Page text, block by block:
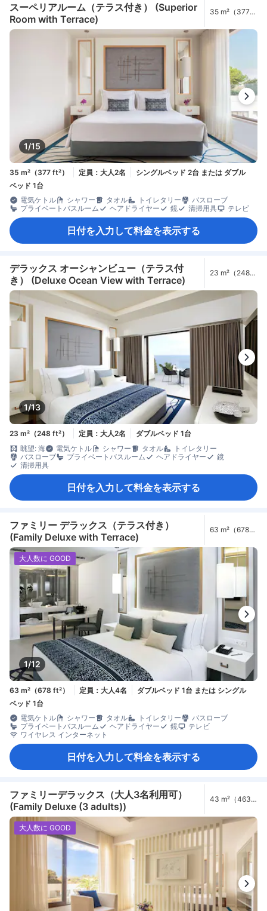
スーペリアルーム（テラス付き） (Superior
Room with Terrace)
35 m²（377
1/15
35 m²（377 ft²） 定員：大人2名
シングルベッド 2台 または ダブル
ベッド 1台
電気ケトル
シャワー タオル トイレタリー
バスローブ
プライベートバスルーム
ヘアドライヤー 鏡 清掃用具 テレビ
日付を入力して料金を表示する
デラックス オーシャンビュー（テラス付
き） (Deluxe Ocean View with Terrace)
23 m²（248
1/13
23 m²（248 ft²） 定員：大人2名
ダブルベッド 1台
眺望: 海
電気ケトル シャワー タオル
トイレタリー
バスローブ
プライベートバスルーム ヘアドライヤー
鏡
清掃用具
日付を入力して料金を表示する
ファミリー デラックス（テラス付き）
(Family Deluxe with Terrace)
63 m²（678
1/12
大人数に GOOD
63 m²（678 ft²） 定員：大人4名
ダブルベッド 1台 または シングル
ベッド 1台
電気ケトル
シャワー タオル トイレタリー
バスローブ
プライベートバスルーム
ヘアドライヤー 鏡
テレビ
ワイヤレス インターネット
日付を入力して料金を表示する
ファミリーデラックス（大人3名利用可）
(Family Deluxe (3 adults))
43 m²（463
大人数に GOOD